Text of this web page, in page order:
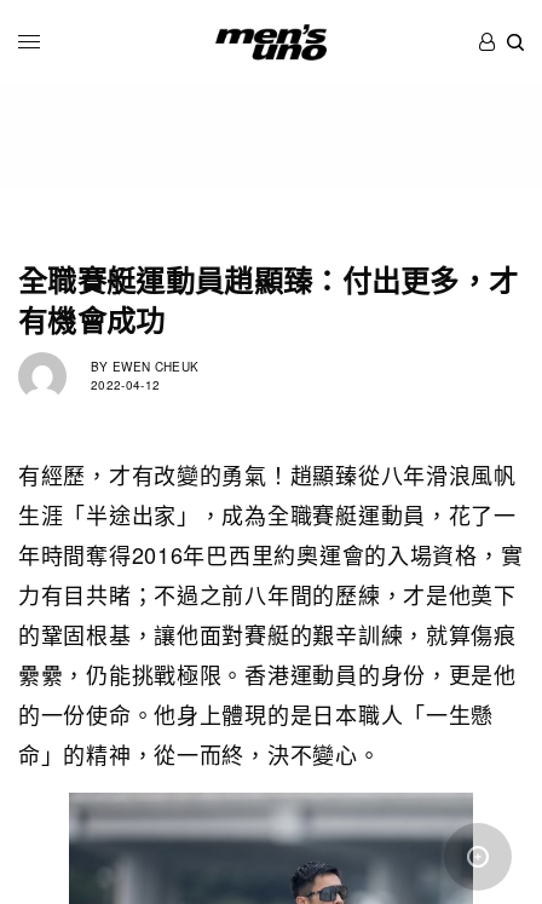
全職賽艇運動員趙顯臻：付出更多，才
有機會成功
BY EWEN CHEUK
2022-04-12
有經歷，才有改變的勇氣！趙顯臻從八年滑浪風帆
生涯「半途出家」，成為全職賽艇運動員，花了一
年時間奪得2016年巴西里約奧運會的入場資格，實
力有目共睹；不過之前八年間的歷練，才是他奠下
的鞏固根基，讓他面對賽艇的艱辛訓練，就算傷痕
纍纍，仍能挑戰極限。香港運動員的身份，更是他
的一份使命。他身上體現的是日本職人「一生懸
命」的精神，從一而終，決不變心。